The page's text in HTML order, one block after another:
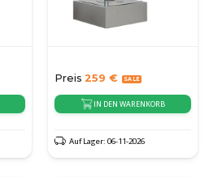
Preis 259 €
IN DEN WARENKORB
Auf Lager: 06-11-2026